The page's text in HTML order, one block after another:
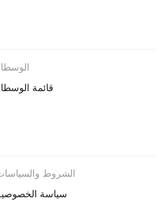
قائمة
الشروط
سياسة